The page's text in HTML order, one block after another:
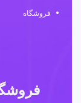
فروشگاه